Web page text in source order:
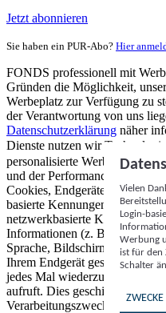
Jetzt abonnieren
Sie haben ein PUR-Abo? Hier
FONDS professionell mit
Gründen die Möglichkeit,
Werbeplatz zur Verfügung zu
der Verantwortung von uns
Datenschutzerklärung näher
Dienste nutzen wir
personalisierte Werbung und
und der Performance von
Cookies, Endgeräte- oder
basierte Kennungen, zufällig
netzwerkbasierte Kennungen)
Informationen (z. B.
Sprache, Bildschirmgröße,
Ihrem Endgerät gespeichert
jedes Mal wiederzuerkennen,
aufruft. Dies geschieht für
Verarbeitungszwecke.
Vielen
Login-
Werbung
ist für den
Schalter
ZWECKE